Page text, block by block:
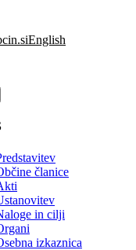
English
članice
in cilji
izkaznica